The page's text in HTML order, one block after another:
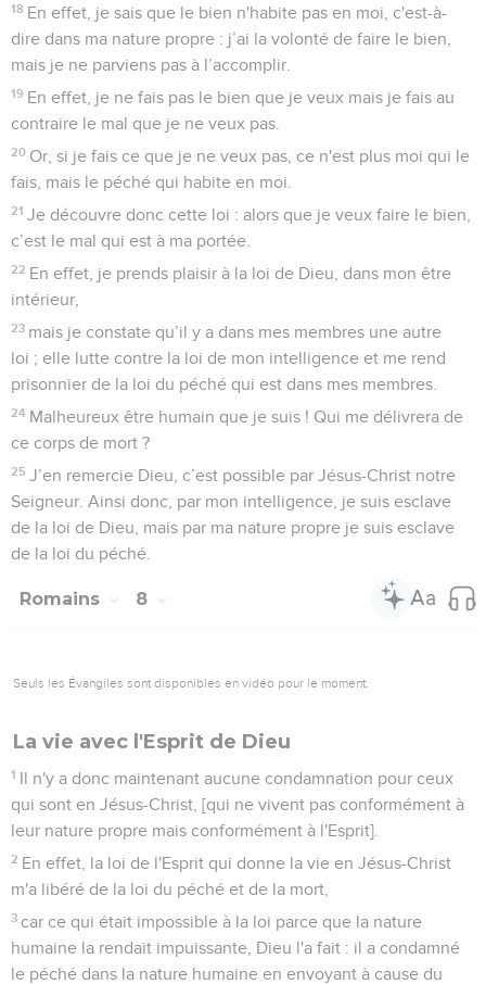
18 En effet, je sais que le bien n'habite pas en moi, c'est-à-
dire dans ma nature propre : j’ai la volonté de faire le bien,
mais je ne parviens pas à l’accomplir.
19 En effet, je ne fais pas le bien que je veux mais je fais au
contraire le mal que je ne veux pas.
20 Or, si je fais ce que je ne veux pas, ce n'est plus moi qui le
fais, mais le péché qui habite en moi.
21 Je découvre donc cette loi : alors que je veux faire le bien,
c’est le mal qui est à ma portée.
22 En effet, je prends plaisir à la loi de Dieu, dans mon être
intérieur,
23 mais je constate qu’il y a dans mes membres une autre
loi ; elle lutte contre la loi de mon intelligence et me rend
prisonnier de la loi du péché qui est dans mes membres.
24 Malheureux être humain que je suis ! Qui me délivrera de
ce corps de mort ?
25 J’en remercie Dieu, c’est possible par Jésus-Christ notre
Seigneur. Ainsi donc, par mon intelligence, je suis esclave
de la loi de Dieu, mais par ma nature propre je suis esclave
de la loi du péché.
Romains 8
Seuls les Évangiles sont disponibles en vidéo pour le moment.
La vie avec l'Esprit de Dieu
1 Il n'y a donc maintenant aucune condamnation pour ceux
qui sont en Jésus-Christ, [qui ne vivent pas conformément à
leur nature propre mais conformément à l'Esprit].
2 En effet, la loi de l'Esprit qui donne la vie en Jésus-Christ
m'a libéré de la loi du péché et de la mort,
3 car ce qui était impossible à la loi parce que la nature
humaine la rendait impuissante, Dieu l'a fait : il a condamné
le péché dans la nature humaine en envoyant à cause du